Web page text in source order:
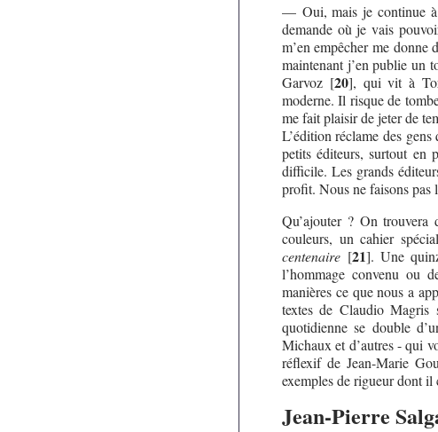
— Oui, mais je continue à
demande où je vais
m’en empêcher me
maintenant j’en publie un
Garvoz[20], qui vit à
moderne. Il risque de
me fait plaisir de jeter de
L’édition réclame des
petits éditeurs, surtout en
difficile. Les grands
profit. Nous ne faisons pas
Qu’ajouter ? On
couleurs, un cahier
centenaire[21]. Une
l’hommage convenu ou
manières ce que nous a
textes de Claudio Magris
quotidienne se double
Michaux et d’autres - qui
réflexif de Jean-Marie
exemples de rigueur dont
Jean-Pierre